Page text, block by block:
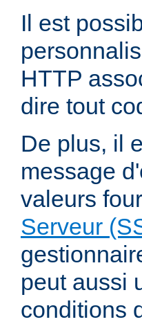
Il est
HTTP
dire tout
De plus, il
message
valeurs
Serveur
peut aussi
conditions